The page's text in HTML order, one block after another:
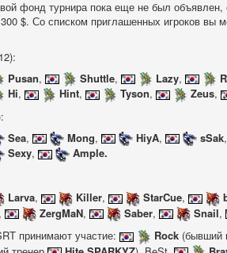
фонд турнира пока еще не был
$. Со списком приглашенных игроков вы
Pusan, Shuttle, Lazy,
Hi, Hint, Tyson, Zeus,
Sea, Mong, HiyA, sSak
Sexy,
Ample.
Larva, Killer, StarCue,
, ZergMaN, Saber, Snail,
принимают участие:
Rock (бывший